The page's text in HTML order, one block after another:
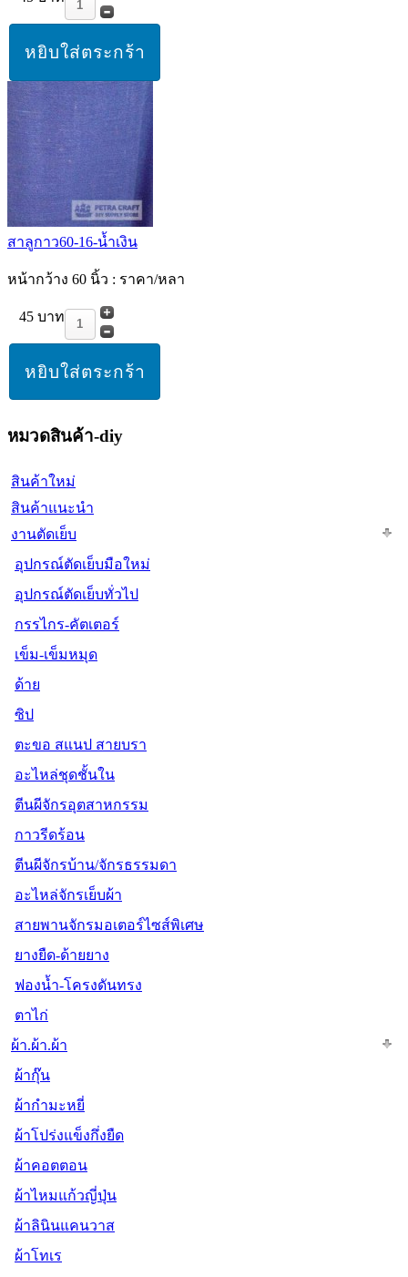
สาลูกาว60-16-น้ำเงิน
หน้ากว้าง 60 นิ้ว : ราคา/หลา
45 บาท
หมวดสินค้า-diy
สินค้าใหม่
สินค้าแนะนำ
งานตัดเย็บ
อุปกรณ์ตัดเย็บมือใหม่
อุปกรณ์ตัดเย็บทั่วไป
กรรไกร-คัตเตอร์
เข็ม-เข็มหมุด
ด้าย
ซิป
ตะขอ สแนป สายบรา
อะไหล่ชุดชั้นใน
ตีนผีจักรอุตสาหกรรม
กาวรีดร้อน
ตีนผีจักรบ้าน/จักรธรรมดา
อะไหล่จักรเย็บผ้า
สายพานจักรมอเตอร์ไซส์พิเศษ
ยางยืด-ด้ายยาง
ฟองน้ำ-โครงดันทรง
ตาไก่
ผ้า.ผ้า.ผ้า
ผ้ากุ๊น
ผ้ากำมะหยี่
ผ้าโปร่งแข็งกึ่งยืด
ผ้าคอตตอน
ผ้าไหมแก้วญี่ปุ่น
ผ้าลินินแคนวาส
ผ้าโทเร